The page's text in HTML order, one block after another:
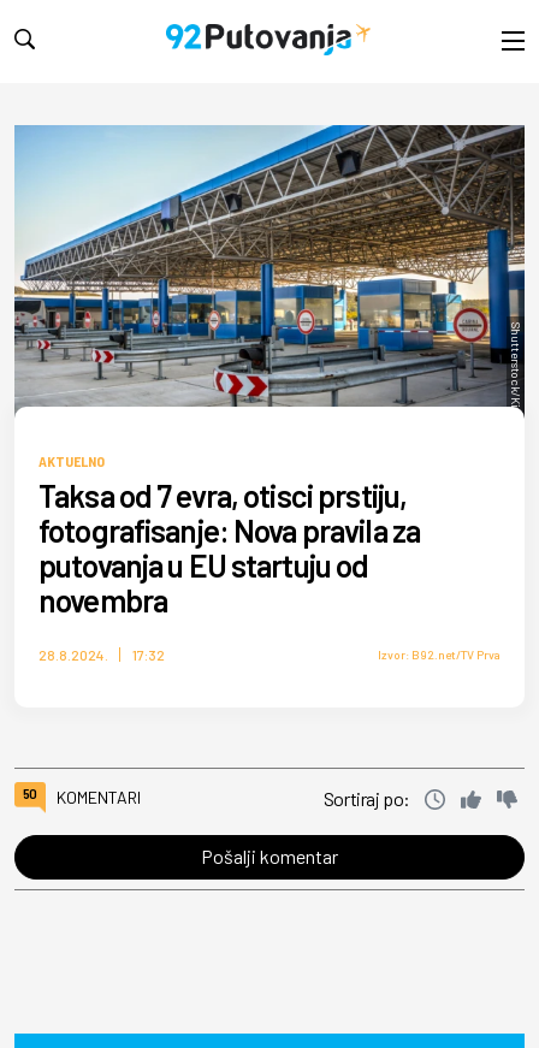
Shutterstock/Kirk Fisher
AKTUELNO
Taksa od 7 evra, otisci prstiju,
fotografisanje: Nova pravila za
putovanja u EU startuju od
novembra
28.8.2024. 17:32 Izvor: B92.net/TV Prva
50 KOMENTARI Sortiraj po:
Pošalji komentar